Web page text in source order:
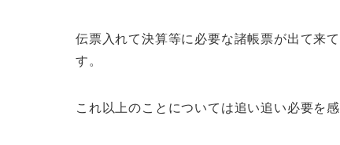
伝票入れて決算等に必要な諸帳票が出て来
す。
これ以上のことについては追い追い必要を